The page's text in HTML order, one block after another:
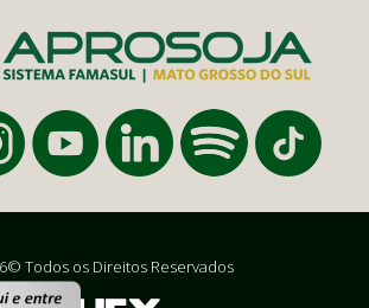
Todos os Direitos Reservados